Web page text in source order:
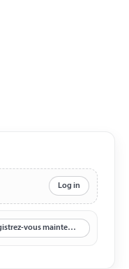
Log in
Enregistrez-vous maintenant